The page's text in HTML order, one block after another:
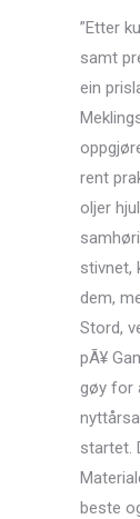
”Etter
samt
ein
rent
oljer
stivnet,
dem,
Stord,
pÃ¥
gøy for
startet.
beste